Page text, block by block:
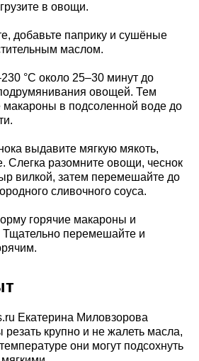
в овощи.
добавьте паприку и сушёные
маслом.
°C около 25–30 минут до
подрумянивания овощей. Тем
макароны в подсоленной воде до
выдавите мягкую мякоть,
Слегка разомните овощи, чеснок
вилкой, затем перемешайте до
сливочного соуса.
горячие макароны и
Тщательно перемешайте и
Екатерина Миловзорова
резать крупно и не жалеть масла,
они могут подсохнуть